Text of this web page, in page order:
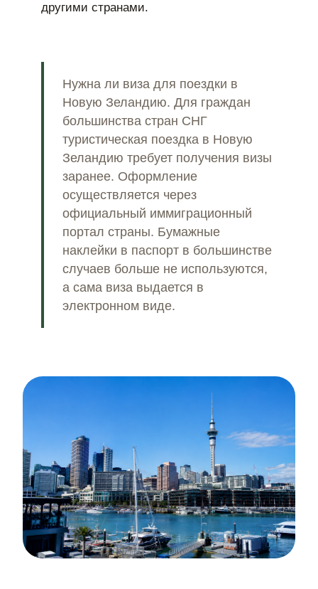
другими странами.
Нужна ли виза для поездки в
Новую Зеландию. Для граждан
большинства стран СНГ
туристическая поездка в Новую
Зеландию требует получения визы
заранее. Оформление
осуществляется через
официальный иммиграционный
портал страны. Бумажные
наклейки в паспорт в большинстве
случаев больше не используются,
а сама виза выдается в
электронном виде.